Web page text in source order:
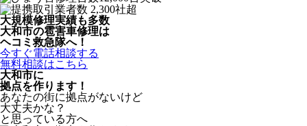
大規模修理実績も多数
大和市の雹害車修理は
ヘコミ救急隊へ！
今すぐ電話相談する
無料相談はこちら
大和市に
拠点を作ります！
あなたの街に拠点がないけど
大丈夫かな？
と思っている方へ